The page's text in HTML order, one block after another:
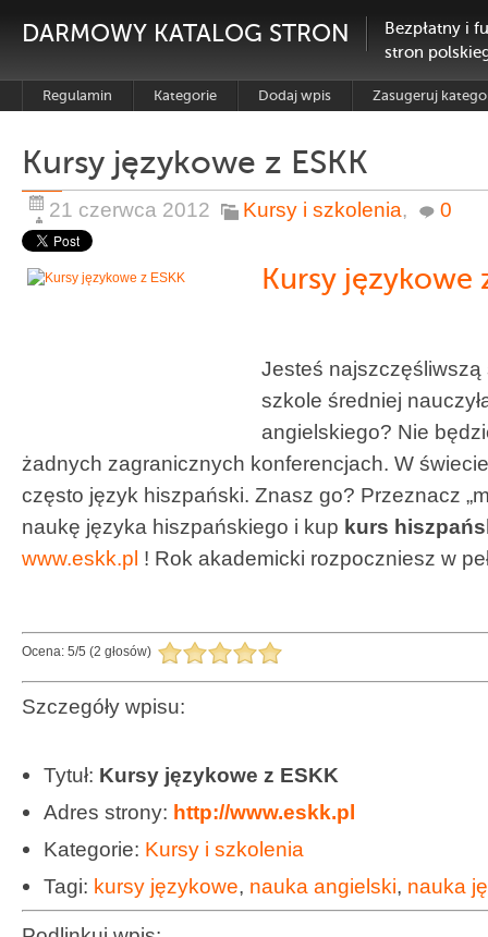
DARMOWY KATALOG STRON
Bezpłatny i
stron
Regulamin Kategorie Dodaj wpis Zasugeruj
Kursy językowe z ESKK
21 czerwca 2012 Kursy i szkolenia, 0
Kursy językowe
Jesteś
szkole średniej
angielskiego? Nie
żadnych zagranicznych konferencjach. W
często język hiszpański. Znasz go? Przeznacz
naukę języka hiszpańskiego i kup kurs
www.eskk.pl ! Rok akademicki rozpoczniesz w
Ocena: 5/5 (2 głosów)
Szczegóły wpisu:
Tytuł: Kursy językowe z ESKK
Adres strony: http://www.eskk.pl
Kategorie: Kursy i szkolenia
Tagi: kursy językowe, nauka angielski, nauka